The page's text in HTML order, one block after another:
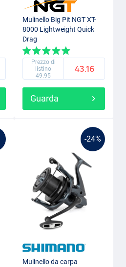
Mulinello Big Pit NGT XT-
8000 Lightweight Quick
Drag
Prezzo di
listino
49.95
43.16
Guarda
-24%
Mulinello da carpa